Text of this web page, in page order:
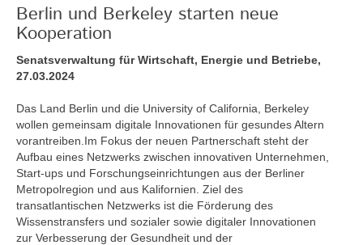
Berlin und Berkeley starten neue
Kooperation
Senatsverwaltung für Wirtschaft, Energie und Betriebe,
27.03.2024
Das Land Berlin und die University of California, Berkeley
wollen gemeinsam digitale Innovationen für gesundes Altern
vorantreiben.Im Fokus der neuen Partnerschaft steht der
Aufbau eines Netzwerks zwischen innovativen Unternehmen,
Start-ups und Forschungseinrichtungen aus der Berliner
Metropolregion und aus Kalifornien. Ziel des
transatlantischen Netzwerks ist die Förderung des
Wissenstransfers und sozialer sowie digitaler Innovationen
zur Verbesserung der Gesundheit und der